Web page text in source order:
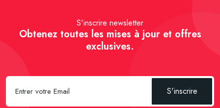
S'inscrire newsletter
Obtenez toutes les mises à jour et offres
exclusives.
S'inscrire